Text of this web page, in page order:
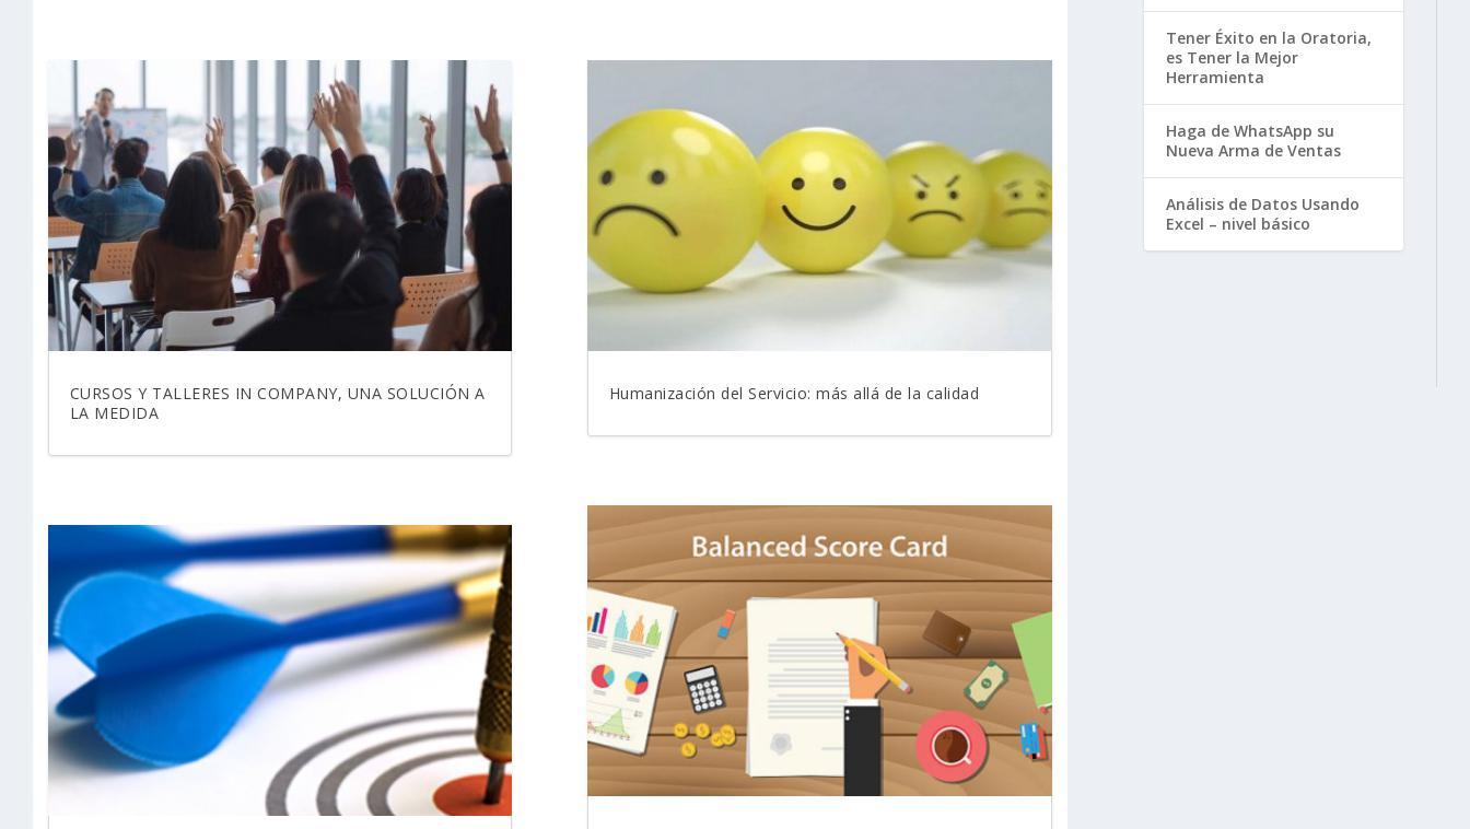
CURSOS Y TALLERES IN COMPANY, UNA SOLUCIÓN A
LA MEDIDA
Humanización del Servicio: más allá de la calidad
Tener Éxito en la Oratoria,
es Tener la Mejor
Herramienta
Haga de WhatsApp su
Nueva Arma de Ventas
Análisis de Datos Usando
Excel – nivel básico